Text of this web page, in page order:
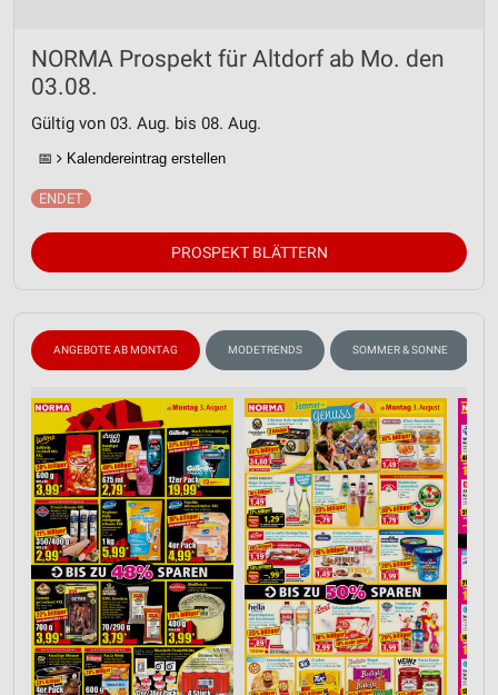
NORMA Prospekt für Altdorf ab Mo. den
03.08.
Gültig von 03. Aug. bis 08. Aug.
📅 Kalendereintrag erstellen
PROSPEKT BLÄTTERN
ANGEBOTE AB MONTAG MODETRENDS SOMMER & SONNE